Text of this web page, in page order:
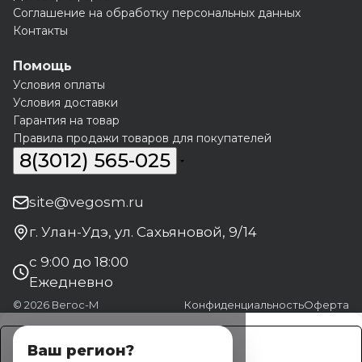
Соглашение на обработку персональных данных
Контакты
Помощь
Условия оплаты
Условия доставки
Гарантия на товар
Правила продажи товаров для покупателей
8(3012) 565-025
site@vegosm.ru
г. Улан-Удэ, ул. Сахьяновой, 9/14
с 9:00 до 18:00
Ежедневно
© 2026 Вегос-М КонфиденциальностьОферта
Ваш регион?